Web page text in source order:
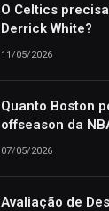
O Celtics
Derrick White?
11/05/2026
Quanto Boston
offseason da
07/05/2026
Avaliação de